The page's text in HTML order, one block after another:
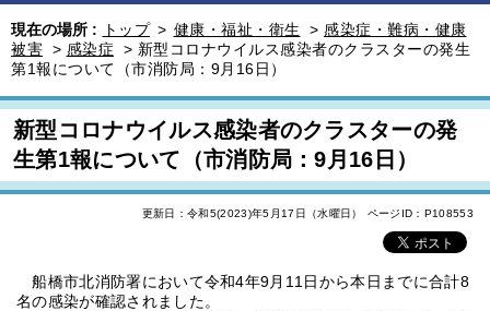
現在の場所 : トップ > 健康・福祉・衛生 > 感染症・難病・健康
被害 > 感染症 > 新型コロナウイルス感染者のクラスターの発生
第1報について（市消防局：9月16日）
新型コロナウイルス感染者のクラスターの発
生第1報について（市消防局：9月16日）
更新日：令和5(2023)年5月17日（水曜日） ページID：P108553
船橋市北消防署において令和4年9月11日から本日までに合計8
名の感染が確認されました。